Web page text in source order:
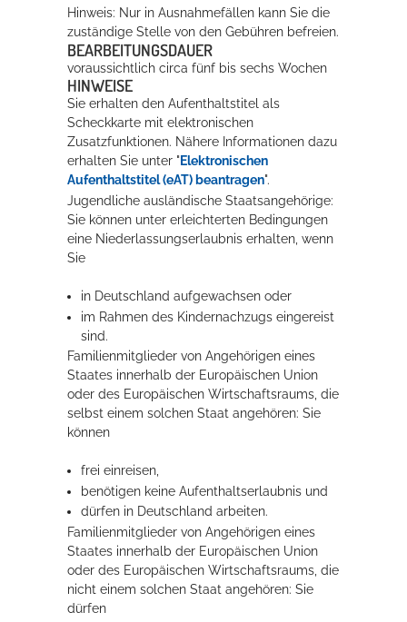
Hinweis: Nur in Ausnahmefällen kann Sie die
zuständige Stelle von den Gebühren befreien.
BEARBEITUNGSDAUER
voraussichtlich circa fünf bis sechs Wochen
HINWEISE
Sie erhalten den Aufenthaltstitel als
Scheckkarte mit elektronischen
Zusatzfunktionen. Nähere Informationen dazu
erhalten Sie unter "Elektronischen
Aufenthaltstitel (eAT) beantragen".
Jugendliche ausländische Staatsangehörige:
Sie können unter erleichterten Bedingungen
eine Niederlassungserlaubnis erhalten, wenn
Sie
in Deutschland aufgewachsen oder
im Rahmen des Kindernachzugs eingereist
sind.
Familienmitglieder von Angehörigen eines
Staates innerhalb der Europäischen Union
oder des Europäischen Wirtschaftsraums, die
selbst einem solchen Staat angehören: Sie
können
frei einreisen,
benötigen keine Aufenthaltserlaubnis und
dürfen in Deutschland arbeiten.
Familienmitglieder von Angehörigen eines
Staates innerhalb der Europäischen Union
oder des Europäischen Wirtschaftsraums , die
nicht einem solchen Staat angehören: Sie
dürfen